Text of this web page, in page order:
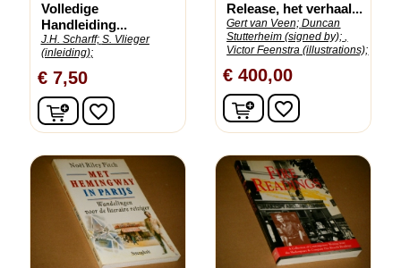
Volledige
Handleiding...
J.H. Scharff; S. Vlieger
(inleiding);
€ 7,50
In winkelwagen
favorite_border
Release, het verhaal...
Gert van Veen; Duncan
Stutterheim (signed by); ,
Victor Feenstra (illustrations);
€ 400,00
In winkelwagen
favorite_border